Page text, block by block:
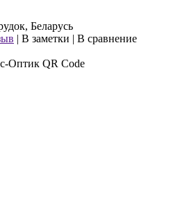
Беларусь
| В заметки | В сравнение